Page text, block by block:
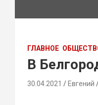
ГЛАВНОЕ
В
30.04.2021 Евгений